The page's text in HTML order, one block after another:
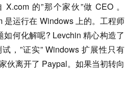
的”那个家伙”做 CEO 。
是运行在 Windows 上的。工程师
何化解呢? Levchin 精心构造了
，”证实” Windows 扩展性只有
伙离开了 Paypal。如果当初转向